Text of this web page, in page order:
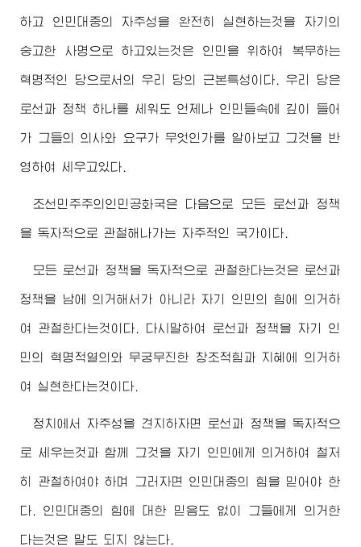
하고 인민대중의 자주성을 완전히 실현하는것을 자기의
숭고한 사명으로 하고있는것은 인민을 위하여 복무하는
혁명적인 당으로서의 우리 당의 근본특성이다. 우리 당은
로선과 정책 하나를 세워도 언제나 인민들속에 깊이 들어
가 그들의 의사와 요구가 무엇인가를 알아보고 그것을 반
영하여 세우고있다.
조선민주주의인민공화국은 다음으로 모든 로선과 정책
을 독자적으로 관철해나가는 자주적인 국가이다.
모든 로선과 정책을 독자적으로 관철한다는것은 로선과
정책을 남에 의거해서가 아니라 자기 인민의 힘에 의거하
여 관철한다는것이다. 다시말하여 로선과 정책을 자기 인
민의 혁명적열의와 무궁무진한 창조적힘과 지혜에 의거하
여 실현한다는것이다.
정치에서 자주성을 견지하자면 로선과 정책을 독자적으
로 세우는것과 함께 그것을 자기 인민에게 의거하여 철저
히 관철하여야 하며 그러자면 인민대중의 힘을 믿어야 한
다. 인민대중의 힘에 대한 믿음도 없이 그들에게 의거한
다는것은 말도 되지 않는다.